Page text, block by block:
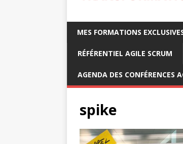
MES FORMATIONS
RÉFÉRENTIEL AGILE SCRUM
AGENDA DES CONFÉRENCES
spike